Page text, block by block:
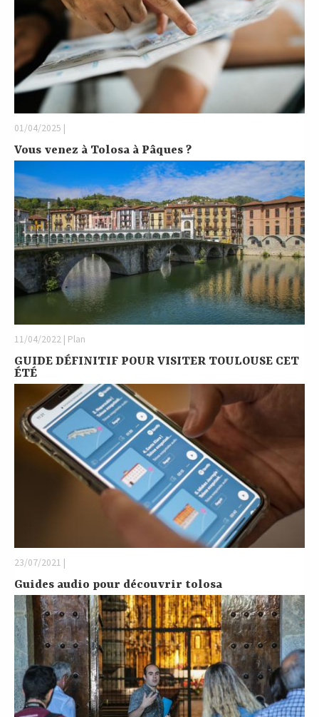
01/04/2025 |
Vous venez à Tolosa à Pâques ?
11/04/2022 | Plan
GUIDE DÉFINITIF POUR VISITER TOULOUSE CET
ÉTÉ
23/07/2021 |
Guides audio pour découvrir tolosa